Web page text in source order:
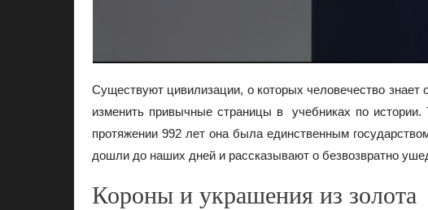
Существуют цивилизации, о которых человечество
изменить привычные страницы в учебниках по
протяжении 992 лет она была единственным
дошли до наших дней и рассказывают о безвозвратно
Короны и украшения из золота